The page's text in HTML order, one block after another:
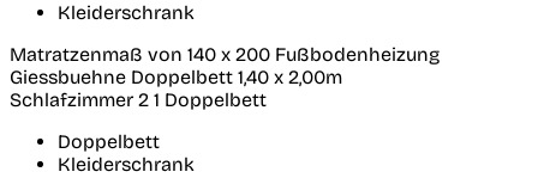
Kleiderschrank
Matratzenmaß von 140 x 200 Fußbodenheizung
Giessbuehne Doppelbett 1,40 x 2,00m
Schlafzimmer 2 1 Doppelbett
Doppelbett
Kleiderschrank